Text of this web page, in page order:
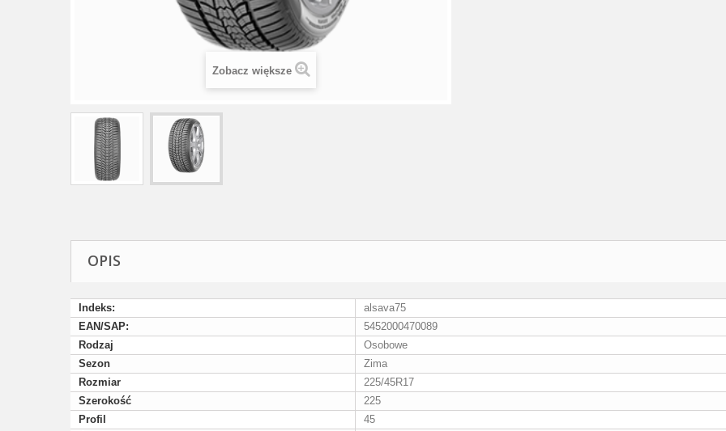
Zobacz większe
OPIS
Indeks:
alsava75
EAN/SAP:
5452000470089
Rodzaj
Osobowe
Sezon
Zima
Rozmiar
225/45R17
Szerokość
225
Profil
45